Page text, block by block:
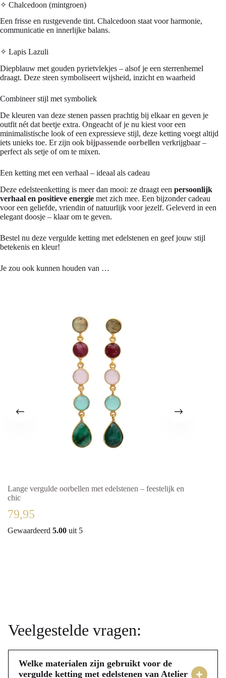
✧ Chalcedoon (mintgroen)
Een frisse en rustgevende tint. Chalcedoon staat voor harmonie,
communicatie en innerlijke balans.
✧ Lapis Lazuli
Diepblauw met gouden pyrietvlekjes – alsof je een sterrenhemel
draagt. Deze steen symboliseert wijsheid, inzicht en waarheid
Combineer stijl met symboliek
De kleuren van deze stenen passen prachtig bij elkaar en geven je
outfit nét dat beetje extra. Ongeacht of je nu kiest voor een
minimalistische look of een expressieve stijl, deze ketting voegt altijd
iets unieks toe. Er zijn ook bijpassende oorbellen verkrijgbaar –
perfect als setje of om te mixen.
Een ketting met een verhaal – ideaal als cadeau
Deze edelsteenketting is meer dan mooi: ze draagt een persoonlijk
verhaal en positieve energie met zich mee. Een bijzonder cadeau
voor een geliefde, vriendin of natuurlijk voor jezelf. Geleverd in een
elegant doosje – klaar om te geven.
Bestel nu deze vergulde ketting met edelstenen en geef jouw stijl
betekenis en kleur!
Je zou ook kunnen houden van …
Lange vergulde oorbellen met edelstenen – feestelijk en
chic
79,95
Gewaardeerd 5.00 uit 5
Veelgestelde vragen:
Welke materialen zijn gebruikt voor de
vergulde ketting met edelstenen van Atelier